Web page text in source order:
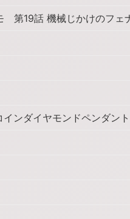
19話 機械じかけのフェ
ンダイヤモンドペンダント